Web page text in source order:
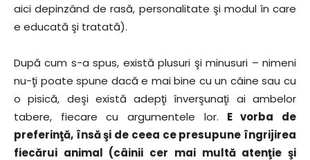
aici depinzând de rasă, personalitate şi modul în care
e educată şi tratată).
După cum s-a spus, există plusuri şi minusuri – nimeni
nu-ţi poate spune dacă e mai bine cu un câine sau cu
o pisică, deşi există adepţi înverşunaţi ai ambelor
tabere, fiecare cu argumentele lor. E vorba de
preferinţă, însă şi de ceea ce presupune îngrijirea
fiecărui animal (câinii cer mai multă atenţie şi